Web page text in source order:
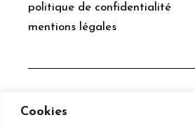
Cookies
politique de confidentialité
mentions légales
social